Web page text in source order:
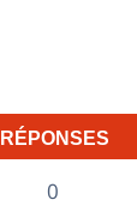
RÉPONSES
0R